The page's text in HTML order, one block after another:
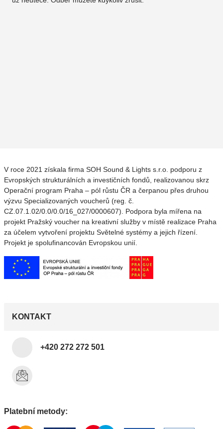
V roce 2021 získala firma SOH Sound & Lights s.r.o. podporu z
Evropských strukturálních a investičních fondů, realizovanou skrz
Operační program Praha – pól růstu ČR a čerpanou přes druhou
výzvu Specializovaných voucherů (reg. č.
CZ.07.1.02/0.0/0.0/16_027/0000607). Podpora byla mířena na
projekt Pražský voucher na kreativní služby v místě realizace Praha
za účelem vytvoření projektu Světelné systémy a jejich řízení.
Projekt je spolufinancován Evropskou unií.
KONTAKT
+420 272 272 501
Platební metody: